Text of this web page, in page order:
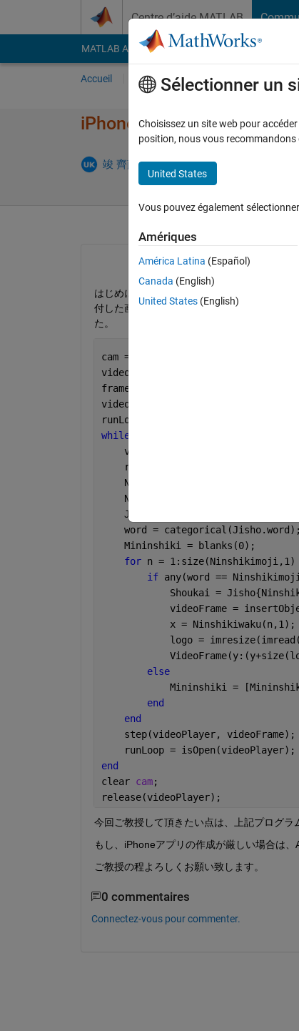
Centre d’aide MATLAB
MATLAB Answers File Exchange Cody
Accueil Poser une question
iPhoneアプリの作成方法
竣 齊藤 8 Oct 2021 1 Réponse
はじめに、PCのカメラを用いて成分表示が
付した画像のwordの列の英単語があったと
た。
cam = webcam();
videoFrame = snapshot(cam);
frameSize = size(videoFrame);
videoPlayer = vision.VideoPlayer(
runLoop = true;
while
    videoFrame = snapshot(cam);
    results = ocr(videoFrame);
Ninshikimoji =
Ninshikiwaku =
    Jisho = readtable(
    word = categorical(Jisho.word);
    Mininshiki = blanks(0);
for n = 1:size(Ninshikimoji,1)
if any(word ==
Shoukai =
videoFrame =
x =
logo =
else
Mininshiki =
end
end
    step(videoPlayer, videoFrame);
    runLoop = isOpen(videoPlayer);
end
clear cam;
release(videoPlayer);
今回ご教授して頂きたい点は、上記プログラ
もし、iPhoneアプリの作成が厳しい場合は
ご教授の程よろしくお願い致します。
0 commentaires
Connectez-vous pour commenter.
Sélectionner un
Choisissez un site web pour
position, nous vous
United States
Vous pouvez également
Amériques
América Latina (Español)
Canada (English)
United States (English)